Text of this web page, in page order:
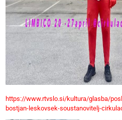
https://www.rtvslo.si/kultura/glasba/
bostjan-leskovsek-soustanovitelj-